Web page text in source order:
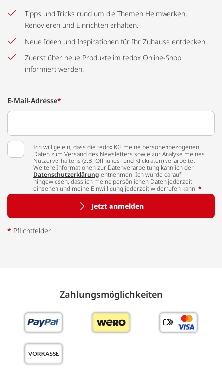
Tipps und Tricks rund um die Themen Heimwerken,
Renovieren und Einrichten erhalten.
Neue Ideen und Inspirationen für Ihr Zuhause entdecken.
Zuerst über neue Produkte im tedox Online-Shop
informiert werden.
E-Mail-Adresse*
Ich willige ein, dass die tedox KG meine personenbezogenen
Daten zum Versand des Newsletters sowie zur Analyse meines
Nutzerverhaltens (z.B. Öffnungs- und Klickraten) verarbeitet.
Weitere Informationen zur Datenverarbeitung kann ich der
Datenschutzerklärung entnehmen. Ich wurde darauf
hingewiesen, dass ich meine persönlichen Daten jederzeit
einsehen und meine Einwilligung jederzeit widerrufen kann. *
Jetzt anmelden
* Pflichtfelder
Zahlungs­möglich­keiten